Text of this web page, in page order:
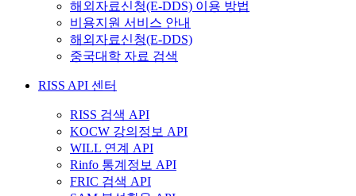
해외자료신청(E-DDS) 이용 방법
비용지원 서비스 안내
해외자료신청(E-DDS)
중국대학 자료 검색
RISS API 센터
RISS 검색 API
KOCW 강의정보 API
WILL 연계 API
Rinfo 통계정보 API
FRIC 검색 API